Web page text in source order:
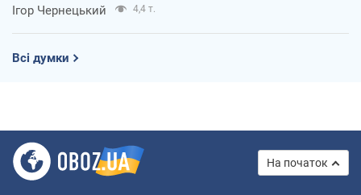
Ігор Чернецький 4,4 т.
Всі думки
На початок